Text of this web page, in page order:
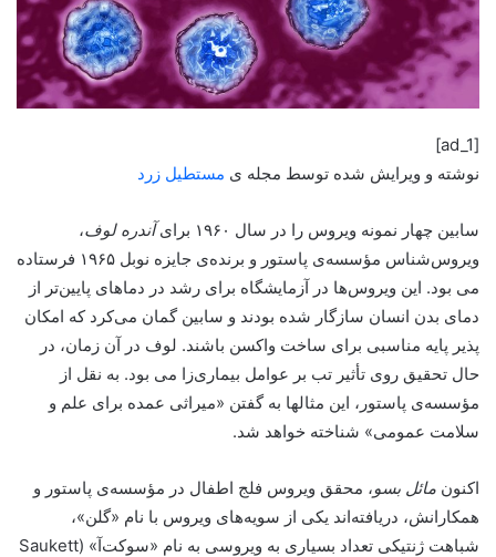
[ad_1]
نوشته و ویرایش شده توسط مجله ی مستطیل زرد
سابین چهار نمونه ویروس را در سال ۱۹۶۰ برای آندره لوف،
ویروس‌شناس مؤسسه‌ی پاستور و برنده‌ی جایزه نوبل ۱۹۶۵ فرستاده
می بود. این ویروس‌ها در آزمایشگاه برای رشد در دماهای پایین‌تر از
دمای بدن انسان سازگار شده بودند و سابین گمان می‌کرد که امکان
پذیر پایه مناسبی برای ساخت واکسن باشند. لوف در آن زمان، در
حال تحقیق روی تأثیر تب بر عوامل بیماری‌زا می بود. به نقل از
مؤسسه‌ی پاستور، این مثالها به گفتن «میراثی عمده برای علم و
سلامت عمومی» شناخته خواهد شد.
اکنون مائل بسو، محقق ویروس فلج اطفال در مؤسسه‌ی پاستور و
همکارانش، دریافته‌اند یکی از سویه‌های ویروس با نام «گلن»،
شباهت ژنتیکی تعداد بسیاری به ویروسی به نام «سوکت‌آ» (Saukett